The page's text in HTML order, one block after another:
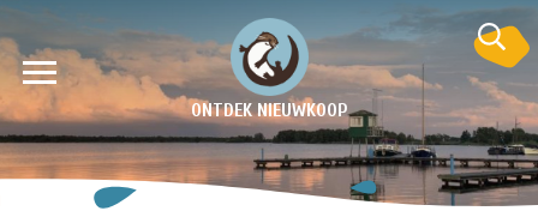
ONTDEK NIEUWKOOP